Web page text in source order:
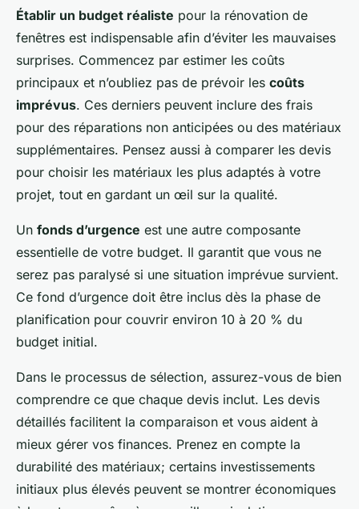
Établir un budget réaliste pour la rénovation de
fenêtres est indispensable afin d’éviter les mauvaises
surprises. Commencez par estimer les coûts
principaux et n’oubliez pas de prévoir les coûts
imprévus. Ces derniers peuvent inclure des frais
pour des réparations non anticipées ou des matériaux
supplémentaires. Pensez aussi à comparer les devis
pour choisir les matériaux les plus adaptés à votre
projet, tout en gardant un œil sur la qualité.
Un fonds d’urgence est une autre composante
essentielle de votre budget. Il garantit que vous ne
serez pas paralysé si une situation imprévue survient.
Ce fond d’urgence doit être inclus dès la phase de
planification pour couvrir environ 10 à 20 % du
budget initial.
Dans le processus de sélection, assurez-vous de bien
comprendre ce que chaque devis inclut. Les devis
détaillés facilitent la comparaison et vous aident à
mieux gérer vos finances. Prenez en compte la
durabilité des matériaux; certains investissements
initiaux plus élevés peuvent se montrer économiques